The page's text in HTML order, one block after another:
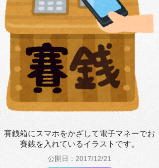
賽銭箱にスマホをかざして電子マネーでお
賽銭を入れているイラストです。
公開日：2017/12/21